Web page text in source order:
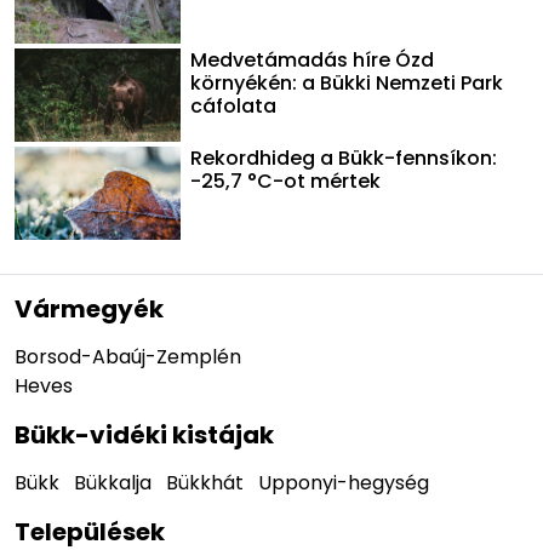
Medvetámadás híre Ózd
környékén: a Bükki Nemzeti Park
cáfolata
Rekordhideg a Bükk-fennsíkon:
-25,7 °C-ot mértek
Vármegyék
Borsod-Abaúj-Zemplén
Heves
Bükk-vidéki kistájak
Bükk Bükkalja Bükkhát Upponyi-hegység
Települések